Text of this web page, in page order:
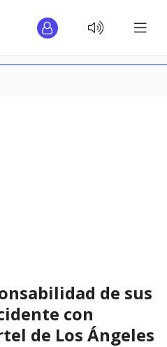
de sus
con
de Los Ángeles